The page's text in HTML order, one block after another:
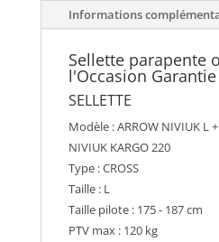
Informations
Sellette parapente
l'Occasion Garantie
SELLETTE
Modèle : ARROW NIVIUK L +
NIVIUK KARGO 220
Type : CROSS
Taille : L
Taille pilote : 175 - 187 cm
PTV max : 120 kg